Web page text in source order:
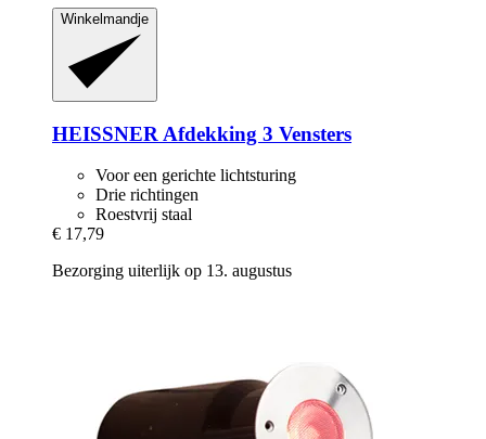
Winkelmandje
HEISSNER Afdekking 3 Vensters
Voor een gerichte lichtsturing
Drie richtingen
Roestvrij staal
€ 17,79
Bezorging uiterlijk op 13. augustus